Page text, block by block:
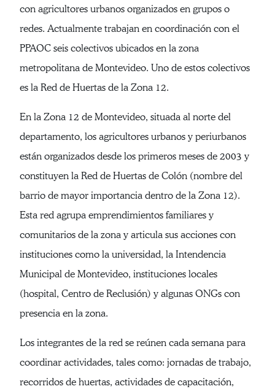
con agricultores urbanos organizados en grupos o
redes. Actualmente trabajan en coordinación con el
PPAOC seis colectivos ubicados en la zona
metropolitana de Montevideo. Uno de estos colectivos
es la Red de Huertas de la Zona 12.
En la Zona 12 de Montevideo, situada al norte del
departamento, los agricultores urbanos y periurbanos
están organizados desde los primeros meses de 2003 y
constituyen la Red de Huertas de Colón (nombre del
barrio de mayor importancia dentro de la Zona 12).
Esta red agrupa emprendimientos familiares y
comunitarios de la zona y articula sus acciones con
instituciones como la universidad, la Intendencia
Municipal de Montevideo, instituciones locales
(hospital, Centro de Reclusión) y algunas ONGs con
presencia en la zona.
Los integrantes de la red se reúnen cada semana para
coordinar actividades, tales como: jornadas de trabajo,
recorridos de huertas, actividades de capacitación,